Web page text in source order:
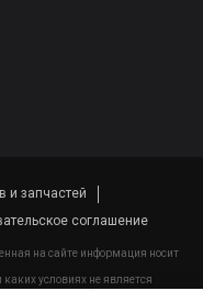
и запчастей
соглашение
на сайте информация носит
условиях не является